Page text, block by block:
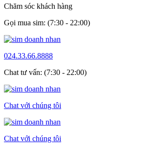
Chăm sóc khách hàng
Gọi mua sim: (7:30 - 22:00)
024.33.66.8888
Chat tư vấn: (7:30 - 22:00)
Chat với chúng tôi
Chat với chúng tôi